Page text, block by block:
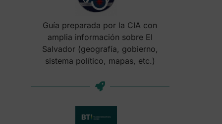
Guía preparada por la CIA con
amplia información sobre El
Salvador (geografía, gobierno,
sistema político, mapas, etc.)